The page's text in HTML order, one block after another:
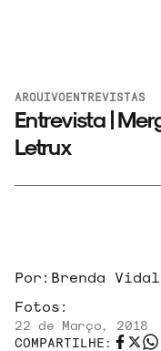
ARQUIVOENTREVISTAS
Entrevista |
Letrux
Por: Brenda Vidal
Fotos:
22 de Março, 2018
COMPARTILHE: